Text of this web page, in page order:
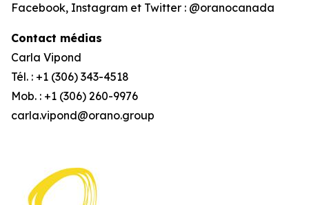
Facebook, Instagram et Twitter : @oranocanada
Contact médias
Carla Vipond
Tél. : +1 (306) 343-4518
Mob. : +1 (306) 260-9976
carla.vipond@orano.group